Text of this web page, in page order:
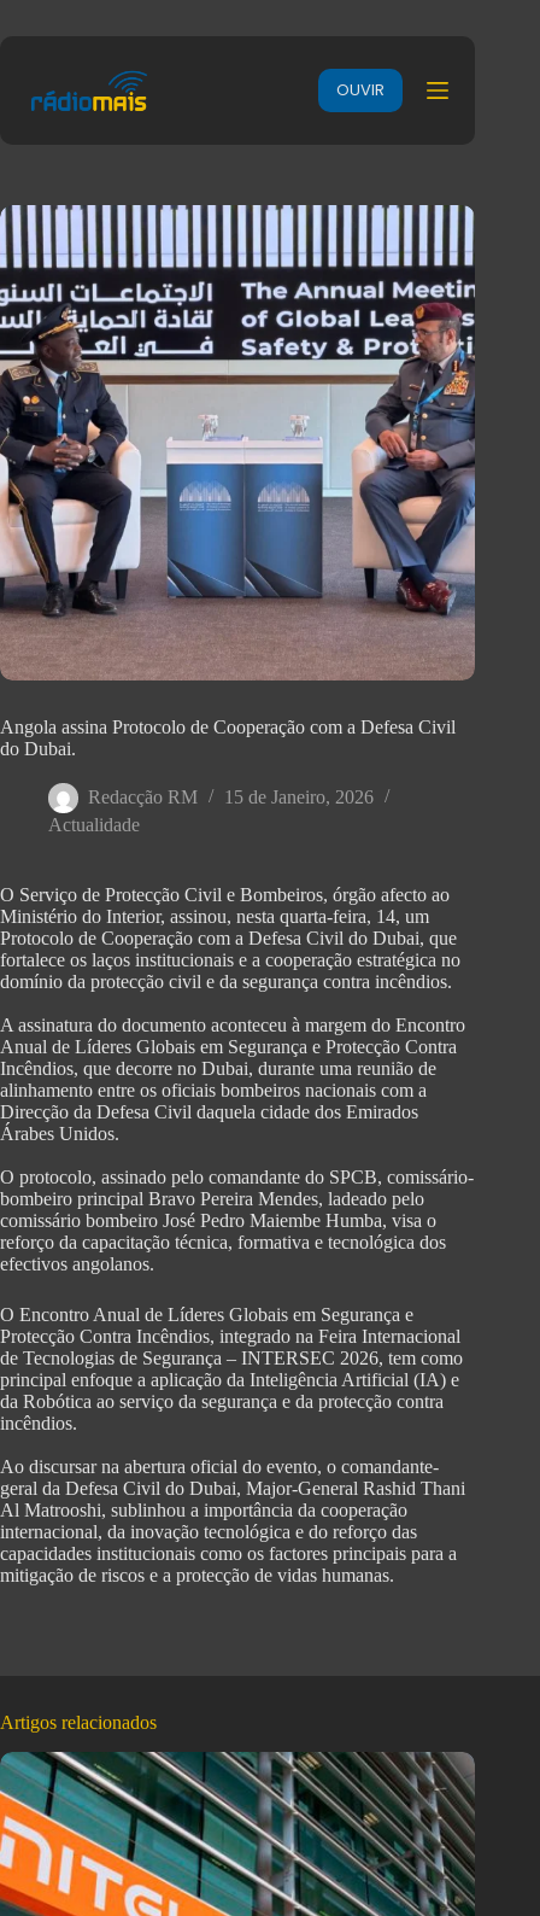
OUVIR
Angola assina Protocolo de Cooperação com a Defesa Civil
do Dubai.
Redacção RM
15 de Janeiro, 2026
Actualidade
O Serviço de Protecção Civil e Bombeiros, órgão afecto ao
Ministério do Interior, assinou, nesta quarta-feira, 14, um
Protocolo de Cooperação com a Defesa Civil do Dubai, que
fortalece os laços institucionais e a cooperação estratégica no
domínio da protecção civil e da segurança contra incêndios.
‎A assinatura do documento aconteceu à margem do Encontro
Anual de Líderes Globais em Segurança e Protecção Contra
Incêndios, que decorre no Dubai, durante uma reunião de
alinhamento entre os oficiais bombeiros nacionais com a
Direcção da Defesa Civil daquela cidade dos Emirados
Árabes Unidos.
‎O protocolo, assinado pelo comandante do SPCB, comissário-
bombeiro principal Bravo Pereira Mendes, ladeado pelo
comissário bombeiro José Pedro Maiembe Humba, visa o
reforço da capacitação técnica, formativa e tecnológica dos
efectivos angolanos.
O Encontro Anual de Líderes Globais em Segurança e
Protecção Contra Incêndios, integrado na Feira Internacional
de Tecnologias de Segurança – INTERSEC 2026, tem como
principal enfoque a aplicação da Inteligência Artificial (IA) e
da Robótica ao serviço da segurança e da protecção contra
incêndios.
‎Ao discursar na abertura oficial do evento, o comandante-
geral da Defesa Civil do Dubai, Major-General Rashid Thani
Al Matrooshi, sublinhou a importância da cooperação
internacional, da inovação tecnológica e do reforço das
capacidades institucionais como os factores principais para a
mitigação de riscos e a protecção de vidas humanas.
Artigos relacionados